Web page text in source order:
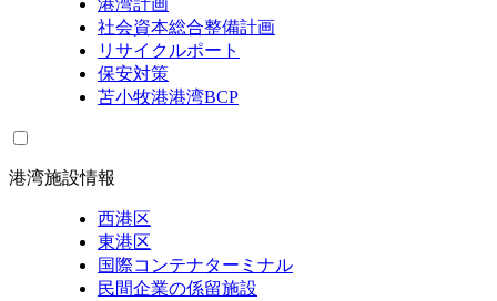
港湾計画
社会資本総合整備計画
リサイクルポート
保安対策
苫小牧港港湾BCP
港湾施設情報
西港区
東港区
国際コンテナターミナル
民間企業の係留施設